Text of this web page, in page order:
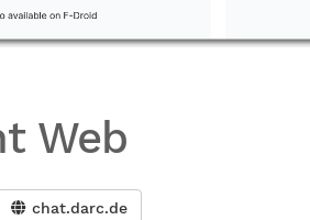
Web
chat.darc.de